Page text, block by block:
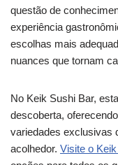
questão de
experiência
escolhas mais
nuances que tornam
No Keik Sushi Bar,
descoberta,
variedades exclusivas
acolhedor. Visite o